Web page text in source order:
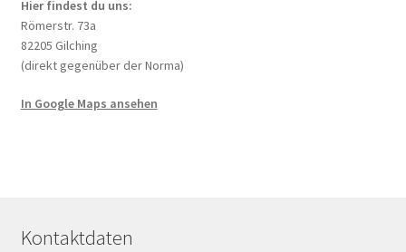
Hier findest du uns:
Römerstr. 73a
82205 Gilching
(direkt gegenüber der Norma)
In Google Maps ansehen
Kontaktdaten